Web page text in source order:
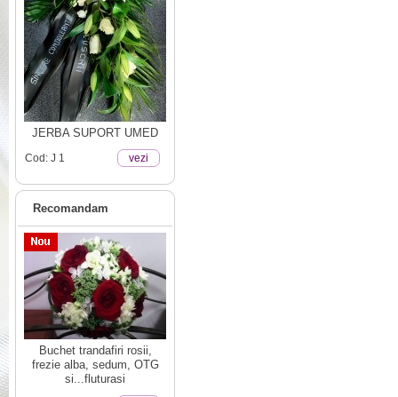
JERBA SUPORT UMED
Cod: J 1 vezi
Recomandam
Buchet trandafiri rosii,
frezie alba, sedum, OTG
si...fluturasi